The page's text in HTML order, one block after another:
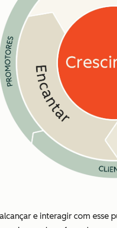
e interagir com esse